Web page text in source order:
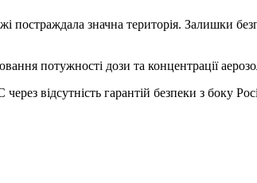
значна територія. Залишки
потужності дози та концентрації
відсутність гарантій безпеки з боку